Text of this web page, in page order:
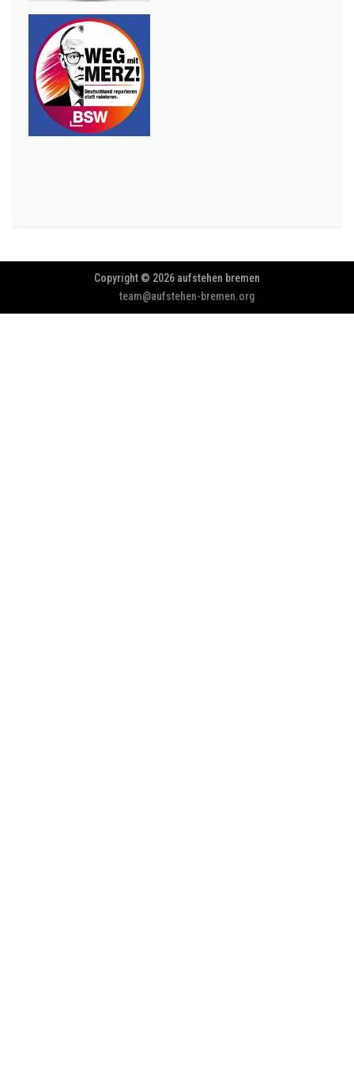
Copyright © 2026 aufstehen bremen
team@aufstehen-bremen.org